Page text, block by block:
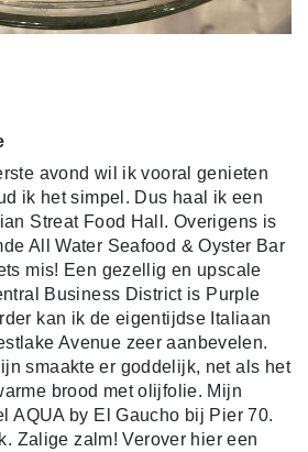
avond wil ik vooral genieten
ik het simpel. Dus haal ik een
Streat Food Hall. Overigens is
All Water Seafood & Oyster Bar
mis! Een gezellig en upscale
Business District is Purple
kan ik de eigentijdse Italiaan
Avenue zeer aanbevelen.
smaakte er goddelijk, net als het
brood met olijfolie. Mijn
AQUA by El Gaucho bij Pier 70.
Zalige zalm! Verover hier een